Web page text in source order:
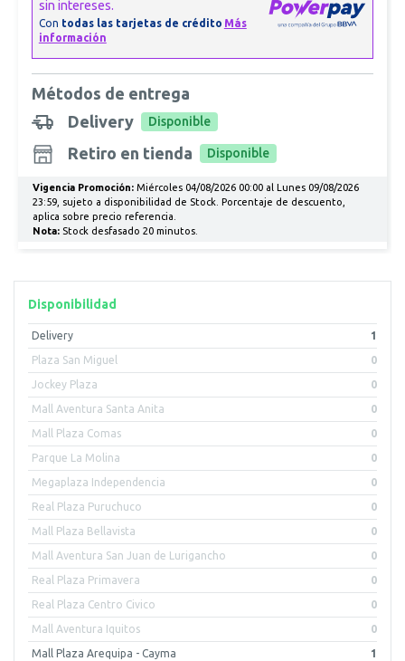
Disponibilidad
Delivery 1
Plaza San Miguel 0
Jockey Plaza 0
Mall Aventura Santa Anita 0
Mall Plaza Comas 0
Parque La Molina 0
Megaplaza Independencia 0
Real Plaza Puruchuco 0
Mall Plaza Bellavista 0
Mall Aventura San Juan de Lurigancho 0
Real Plaza Primavera 0
Real Plaza Centro Civico 0
Mall Aventura Iquitos 0
Mall Plaza Arequipa - Cayma 1
Métodos de entrega
Delivery
Disponible
Retiro en tienda Disponible
Vigencia Promoción:Miércoles 04/08/2026 00:00 al Lunes 09/08/2026
23:59, sujeto a disponibilidad de Stock. Porcentaje de descuento,
aplica sobre precio referencia.
Nota:Stock desfasado 20 minutos.